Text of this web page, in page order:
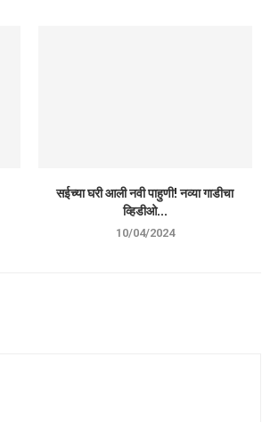
सईच्या घरी आली नवी पाहुणी! नव्या गाडीचा
व्हिडीओ...
10/04/2024